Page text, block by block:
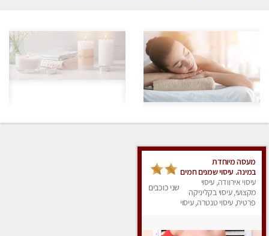
מעסה מיוחדת
במינה. עיסוי שמנים חמים
עיסוי אירוודה, עיסוי
מקצועי, עיסוי בקליניקה
פרטית, עיסוי טנטרה, עיסוי
שני כוכבים